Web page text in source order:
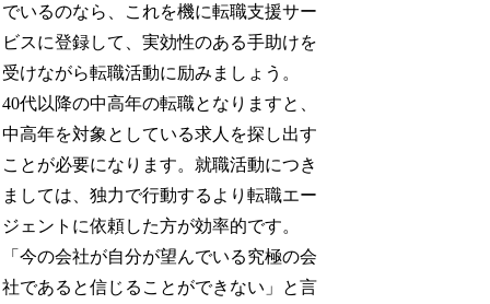
でいるのなら、これを機に転職支援サー
ビスに登録して、実効性のある手助けを
受けながら転職活動に励みましょう。
40代以降の中高年の転職となりますと、
中高年を対象としている求人を探し出す
ことが必要になります。就職活動につき
ましては、独力で行動するより転職エー
ジェントに依頼した方が効率的です。
「今の会社が自分が望んでいる究極の会
社であると信じることができない」と言